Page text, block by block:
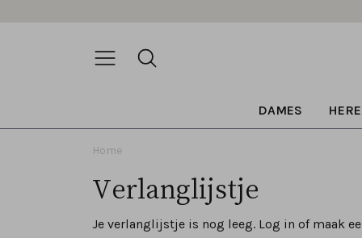
DAMES
Home
Verlanglijstje
Je verlanglijstje is nog leeg. Log in of maak